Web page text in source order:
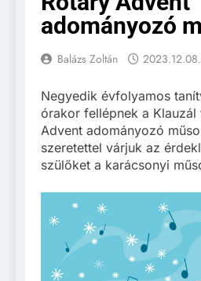
adományozó
Balázs Zoltán 2023.12.08.
Negyedik évfolyamos
órakor fellépnek a Klauzál
Advent adományozó
szeretettel várjuk az
szülőket a karácsonyi